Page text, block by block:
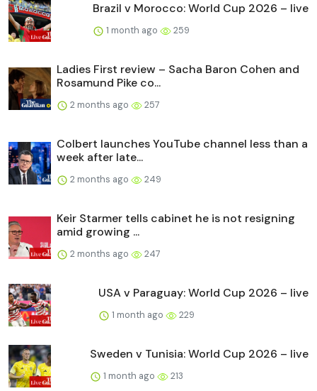
Brazil v Morocco: World Cup 2026 – live
1 month ago 259
Ladies First review – Sacha Baron Cohen and
Rosamund Pike co...
2 months ago 257
Colbert launches YouTube channel less than a
week after late...
2 months ago 249
Keir Starmer tells cabinet he is not resigning
amid growing ...
2 months ago 247
USA v Paraguay: World Cup 2026 – live
1 month ago 229
Sweden v Tunisia: World Cup 2026 – live
1 month ago 213